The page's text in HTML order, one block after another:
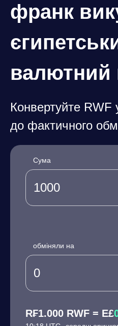
франк
валютний
Конвертуйте RWF
до фактичного
Сума
обміняли на
R₣1.000 RWF = E£